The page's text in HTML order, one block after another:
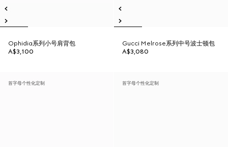
Ophidia系列小号肩背包
A$3,100
Gucci Melrose系列中号波士顿包
A$3,080
首字母个性化定制 首字母个性化定制